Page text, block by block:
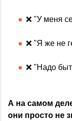
❌ "У меня
❌ "Я же не
❌ "Надо
А на самом
они просто не